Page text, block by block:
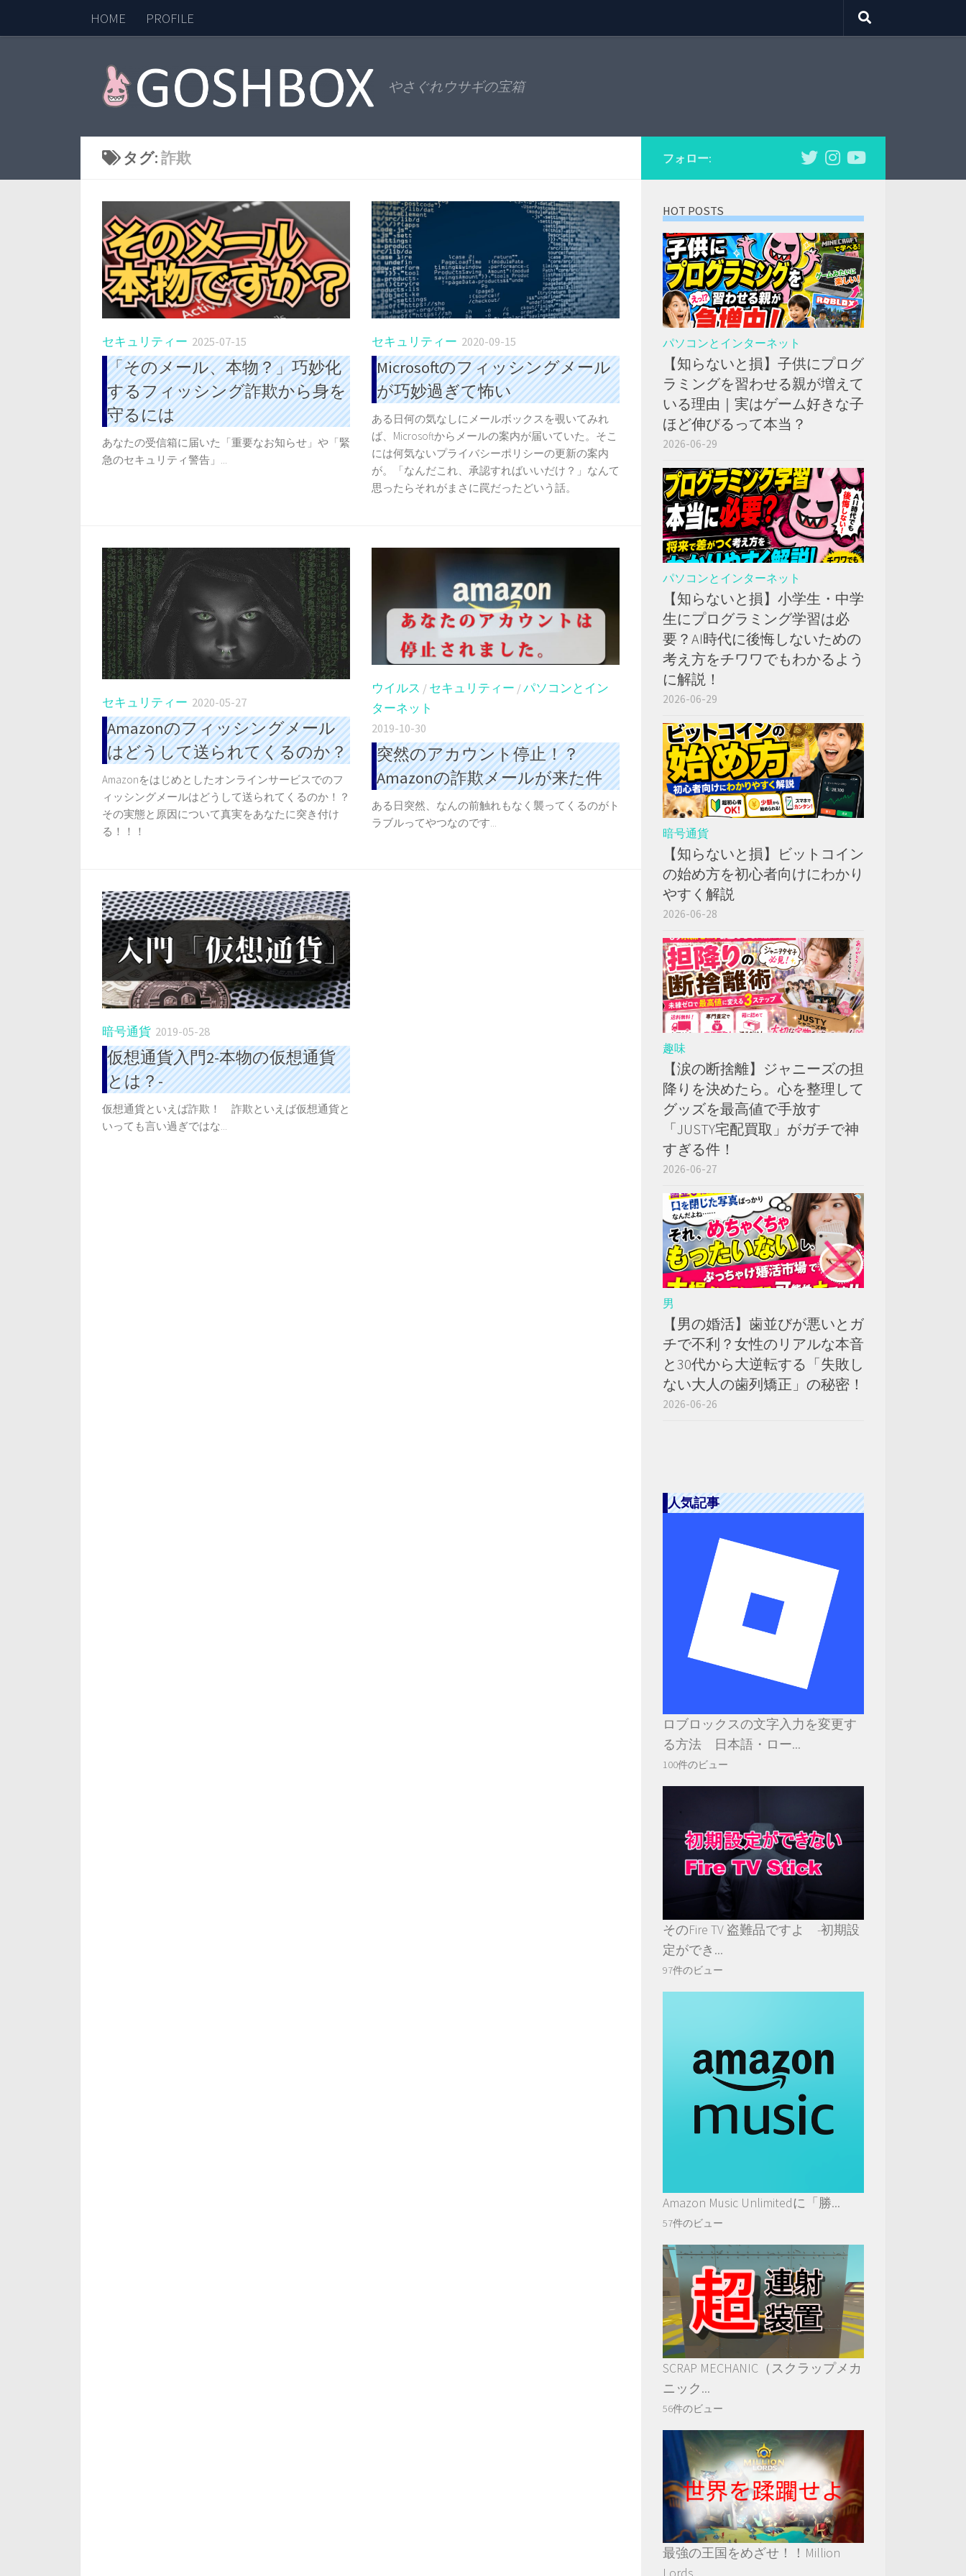
コンテンツへスキップ
HOME PROFILE
やさぐれウサギの宝箱
タグ:詐欺
セキュリティー 2025-07-15
「そのメール、本物？」巧妙化
するフィッシング詐欺から身を
守るには
あなたの受信箱に届いた「重要なお知らせ」や「緊
急のセキュリティ警告」...
セキュリティー 2020-09-15
Microsoftのフィッシングメール
が巧妙過ぎて怖い
ある日何の気なしにメールボックスを覗いてみれ
ば、Microsoftからメールの案内が届いていた。そこ
には何気ないプライバシーポリシーの更新の案内
が。「なんだこれ、承認すればいいだけ？」なんて
思ったらそれがまさに罠だったどいう話。
セキュリティー 2020-05-27
Amazonのフィッシングメール
はどうして送られてくるのか？
Amazonをはじめとしたオンラインサービスでのフ
ィッシングメールはどうして送られてくるのか！？
その実態と原因について真実をあなたに突き付け
る！！！
ウイルス /セキュリティー /パソコンとイン
ターネット
2019-10-30
突然のアカウント停止！？
Amazonの詐欺メールが来た件
ある日突然、なんの前触れもなく襲ってくるのがト
ラブルってやつなのです...
暗号通貨 2019-05-28
仮想通貨入門2-本物の仮想通貨
とは？-
仮想通貨といえば詐欺！ 詐欺といえば仮想通貨と
いっても言い過ぎではな...
フォロー:
HOT POSTS
パソコンとインターネット
【知らないと損】子供にプログ
ラミングを習わせる親が増えて
いる理由｜実はゲーム好きな子
ほど伸びるって本当？
2026-06-29
パソコンとインターネット
【知らないと損】小学生・中学
生にプログラミング学習は必
要？AI時代に後悔しないための
考え方をチワワでもわかるよう
に解説！
2026-06-29
暗号通貨
【知らないと損】ビットコイン
の始め方を初心者向けにわかり
やすく解説
2026-06-28
趣味
【涙の断捨離】ジャニーズの担
降りを決めたら。心を整理して
グッズを最高値で手放す
「JUSTY宅配買取」がガチで神
すぎる件！
2026-06-27
男
【男の婚活】歯並びが悪いとガ
チで不利？女性のリアルな本音
と30代から大逆転する「失敗し
ない大人の歯列矯正」の秘密！
2026-06-26
人気記事
ロブロックスの文字入力を変更す
る方法 日本語・ロー...
100件のビュー
そのFire TV 盗難品ですよ -初期設
定ができ...
97件のビュー
Amazon Music Unlimitedに「勝...
57件のビュー
SCRAP MECHANIC（スクラップメカ
ニック...
56件のビュー
最強の王国をめざせ！！Million